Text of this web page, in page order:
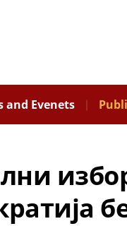
and Evenets